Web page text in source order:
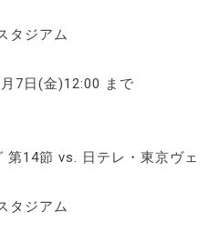
タジアム
7日(金)12:00 まで
第14節 vs. 日テレ・東京ヴェ
タジアム